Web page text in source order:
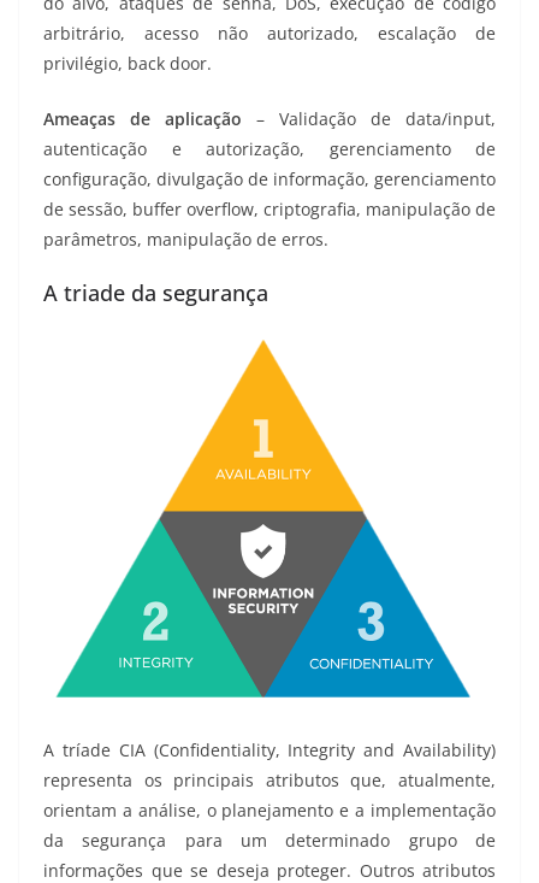
arbitrário, acesso não autorizado, escalação de
privilégio, back door.
Ameaças de aplicação – Validação de data/input,
autenticação e autorização, gerenciamento de
configuração, divulgação de informação, gerenciamento
de sessão, buffer overflow, criptografia, manipulação de
parâmetros, manipulação de erros.
A triade da segurança
A tríade CIA (Confidentiality, Integrity and Availability)
representa os principais atributos que, atualmente,
orientam a análise, o planejamento e a implementação
da segurança para um determinado grupo de
informações que se deseja proteger. Outros atributos